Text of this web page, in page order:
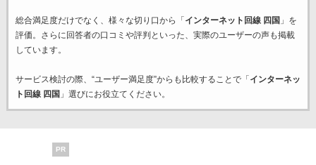
総合満足度だけでなく、様々な切り口から「 インターネット回線 四国 」を
評価。さらに回答者の口コミや評判といった、実際のユーザーの声も掲載
しています。
サービス検討の際、“ユーザー満足度”からも比較することで「 インターネッ
ト回線 四国 」選びにお役立てください。
PR